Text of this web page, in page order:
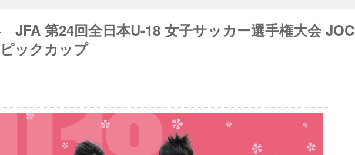
第24回全日本U-18 女子サッカー選手権大会 JOC
ックカップ